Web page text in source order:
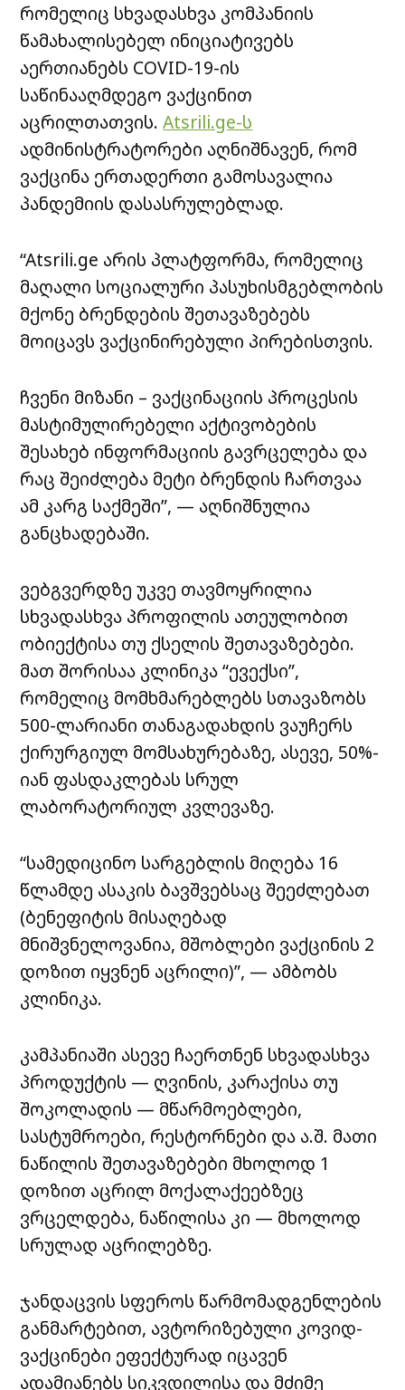
რომელიც სხვადასხვა კომპანიის
წამახალისებელ ინიციატივებს
აერთიანებს COVID-19-ის
საწინააღმდეგო ვაქცინით
აცრილთათვის.Atsrili.ge-ს
ადმინისტრატორები აღნიშნავენ, რომ
ვაქცინა ერთადერთი გამოსავალია
პანდემიის დასასრულებლად.
“Atsrili.ge არის პლატფორმა, რომელიც
მაღალი სოციალური პასუხისმგებლობის
მქონე ბრენდების შეთავაზებებს
მოიცავს ვაქცინირებული პირებისთვის.
ჩვენი მიზანი – ვაქცინაციის პროცესის
მასტიმულირებელი აქტივობების
შესახებ ინფორმაციის გავრცელება და
რაც შეიძლება მეტი ბრენდის ჩართვაა
ამ კარგ საქმეში”, — აღნიშნულია
განცხადებაში.
ვებგვერდზე უკვე თავმოყრილია
სხვადასხვა პროფილის ათეულობით
ობიექტისა თუ ქსელის შეთავაზებები.
მათ შორისაა კლინიკა “ევექსი”,
რომელიც მომხმარებლებს სთავაზობს
500-ლარიანი თანაგადახდის ვაუჩერს
ქირურგიულ მომსახურებაზე, ასევე, 50%-
იან ფასდაკლებას სრულ
ლაბორატორიულ კვლევაზე.
“სამედიცინო სარგებლის მიღება 16
წლამდე ასაკის ბავშვებსაც შეეძლებათ
(ბენეფიტის მისაღებად
მნიშვნელოვანია, მშობლები ვაქცინის 2
დოზით იყვნენ აცრილი)”, — ამბობს
კლინიკა.
კამპანიაში ასევე ჩაერთნენ სხვადასხვა
პროდუქტის — ღვინის, კარაქისა თუ
შოკოლადის — მწარმოებლები,
სასტუმროები, რესტორნები და ა.შ. მათი
ნაწილის შეთავაზებები მხოლოდ 1
დოზით აცრილ მოქალაქეებზეც
ვრცელდება, ნაწილისა კი — მხოლოდ
სრულად აცრილებზე.
ჯანდაცვის სფეროს წარმომადგენლების
განმარტებით, ავტორიზებული კოვიდ-
ვაქცინები ეფექტურად იცავენ
ადამიანებს სიკვდილისა და მძიმე